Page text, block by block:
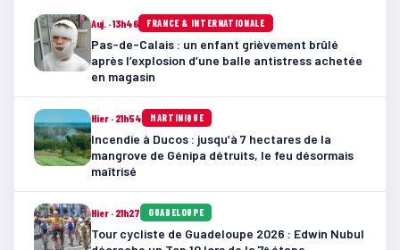
Auj. · 13h46 FRANCE & INTERNATIONALE
Pas-de-Calais : un enfant grièvement brûlé
après l’explosion d’une balle antistress achetée
en magasin
Hier · 21h54 MARTINIQUE
Incendie à Ducos : jusqu’à 7 hectares de la
mangrove de Génipa détruits, le feu désormais
maîtrisé
Hier · 21h27 GUADELOUPE
Tour cycliste de Guadeloupe 2026 : Edwin Nubul